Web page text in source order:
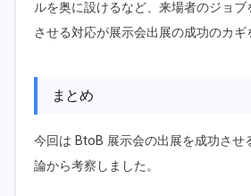
ルを奥に設けるなど、来場者のジョ
させる対応が展示会出展の成功のカギ
まとめ
今回は BtoB 展示会の出展を成功させ
論から考察しました。